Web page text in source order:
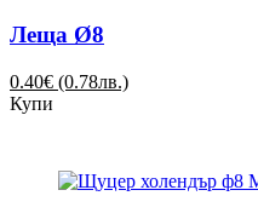
Леща Ø8
0.40€ (0.78лв.)
Купи